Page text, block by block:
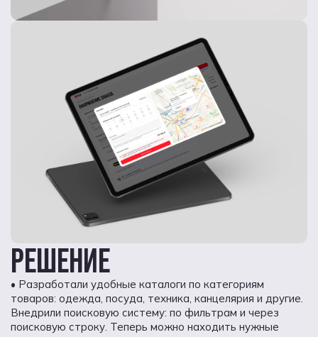
РЕШЕНИЕ
• Разработали удобные каталоги по категориям
товаров: одежда, посуда, техника, канцелярия и другие.
Внедрили поисковую систему: по фильтрам и через
поисковую строку. Теперь можно находить нужные